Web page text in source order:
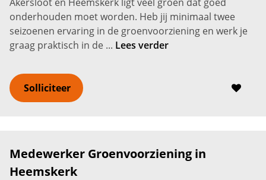
onderhouden moet worden. Heb jij minimaal twee
seizoenen ervaring in de groenvoorziening en werk je
graag praktisch in de ... Lees verder
Solliciteer
Medewerker Groenvoorziening in
Heemskerk